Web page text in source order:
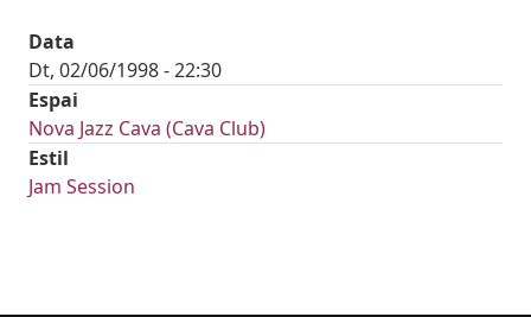
Data
Dt, 02/06/1998 - 22:30
Espai
Nova Jazz Cava (Cava Club)
Estil
Jam Session